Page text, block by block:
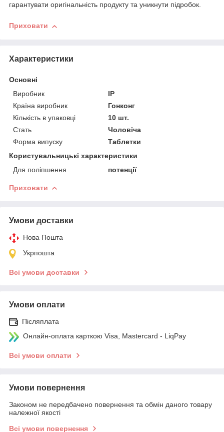
гарантувати оригінальність продукту та уникнути підробок.
Приховати
Характеристики
Основні
Виробник
IP
Країна виробник
Гонконг
Кількість в упаковці
10 шт.
Стать
Чоловіча
Форма випуску
Таблетки
Користувальницькі характеристики
Для поліпшення
потенції
Приховати
Умови доставки
Нова Пошта
Укрпошта
Всі умови доставки
Умови оплати
Післяплата
Онлайн-оплата карткою Visa, Mastercard - LiqPay
Всі умови оплати
Умови повернення
Законом не передбачено повернення та обмін даного товару
належної якості
Всі умови повернення